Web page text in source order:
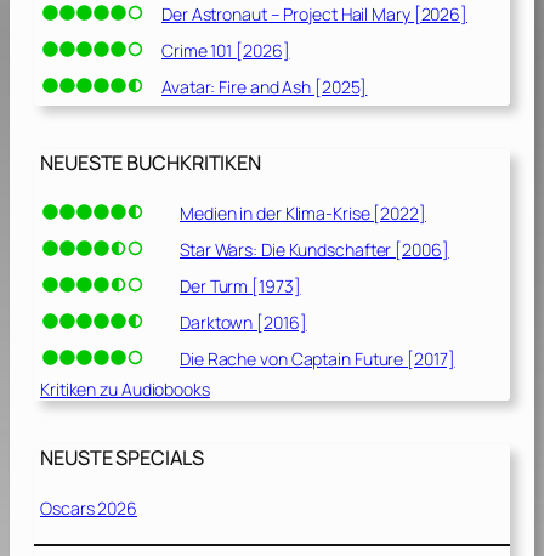
Der Astronaut – Project Hail Mary [2026]
Crime 101 [2026]
Avatar: Fire and Ash [2025]
NEUESTE BUCHKRITIKEN
Medien in der Klima-Krise [2022]
Star Wars: Die Kundschafter [2006]
Der Turm [1973]
Darktown [2016]
Die Rache von Captain Future [2017]
Kritiken zu Audiobooks
NEUSTE SPECIALS
Oscars 2026